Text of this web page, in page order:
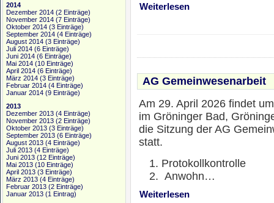
2014
Dezember 2014 (2 Einträge)
November 2014 (7 Einträge)
Oktober 2014 (3 Einträge)
September 2014 (4 Einträge)
August 2014 (3 Einträge)
Juli 2014 (6 Einträge)
Juni 2014 (6 Einträge)
Mai 2014 (10 Einträge)
April 2014 (6 Einträge)
März 2014 (3 Einträge)
Februar 2014 (4 Einträge)
Januar 2014 (9 Einträge)
2013
Dezember 2013 (4 Einträge)
November 2013 (2 Einträge)
Oktober 2013 (3 Einträge)
September 2013 (6 Einträge)
August 2013 (4 Einträge)
Juli 2013 (4 Einträge)
Juni 2013 (12 Einträge)
Mai 2013 (10 Einträge)
April 2013 (3 Einträge)
März 2013 (4 Einträge)
Februar 2013 (2 Einträge)
Januar 2013 (1 Eintrag)
Weiterlesen
AG Gemeinwesenarbeit
Am 29. April 2026 findet
im Gröninger Bad,
die Sitzung der AG
statt.
Protokollkontrolle
Anwohn…
Weiterlesen